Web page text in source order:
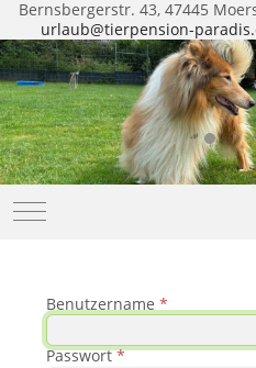
Bernsbergerstr. 43, 47445
urlaub@tierpension-
Mobile Menu Toggle
Benutzername *
Passwort*